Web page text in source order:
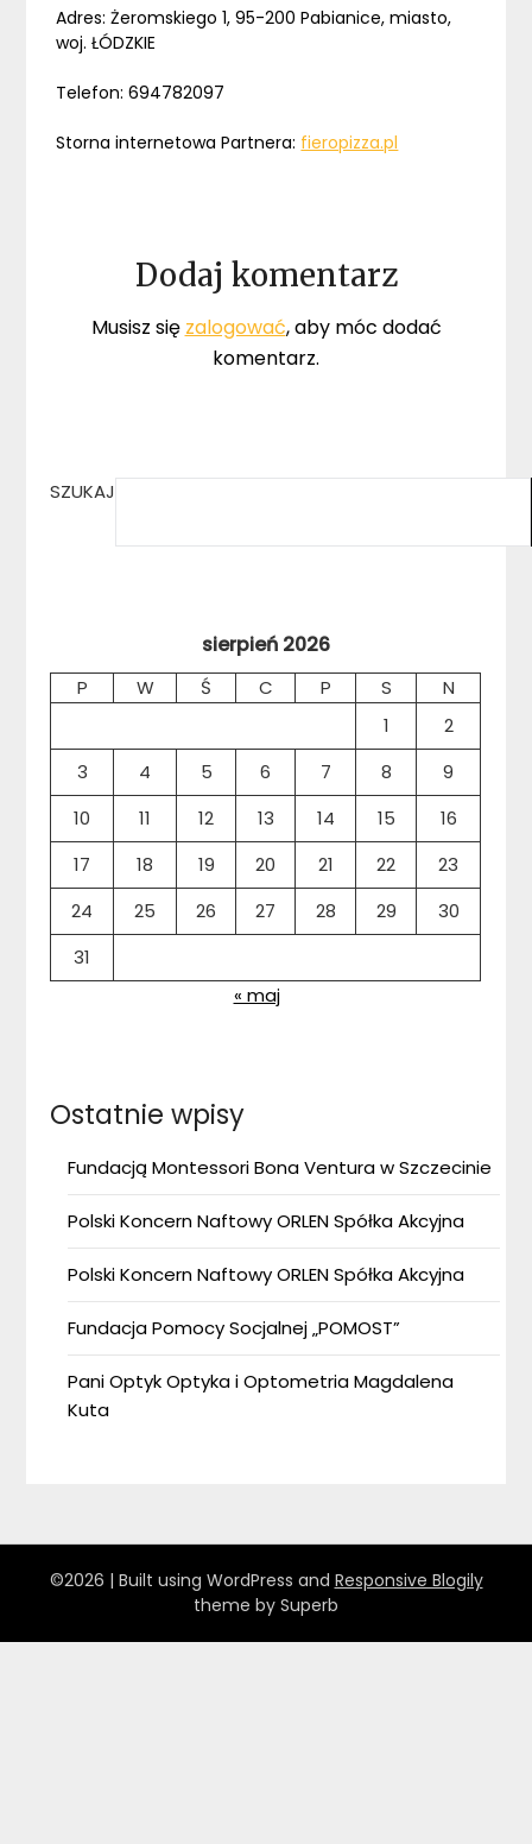
Adres: Żeromskiego 1, 95-200 Pabianice, miasto,
woj. ŁÓDZKIE
Telefon: 694782097
Storna internetowa Partnera: fieropizza.pl
Dodaj komentarz
Musisz się zalogować, aby móc dodać
komentarz.
SZUKAJ
sierpień 2026
P W Ś C P S
N
1
2
3
4 5 6 7 8
9
10
11 12 13 14 15
16
17
18 19 20 21 22
23
24
25 26 27 28 29
30
31
« maj
Ostatnie wpisy
Fundacją Montessori Bona Ventura w Szczecinie
Polski Koncern Naftowy ORLEN Spółka Akcyjna
Polski Koncern Naftowy ORLEN Spółka Akcyjna
Fundacja Pomocy Socjalnej „POMOST”
Pani Optyk Optyka i Optometria Magdalena
Kuta
©2026 | Built using WordPress and Responsive Blogily
theme by Superb